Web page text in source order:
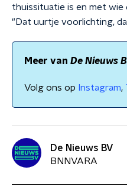
thuissituatie is en met wie
"Dat uurtje voorlichting,
Meer van De Nieuws
Volg ons op Instagram,
De Nieuws BV
BNNVARA